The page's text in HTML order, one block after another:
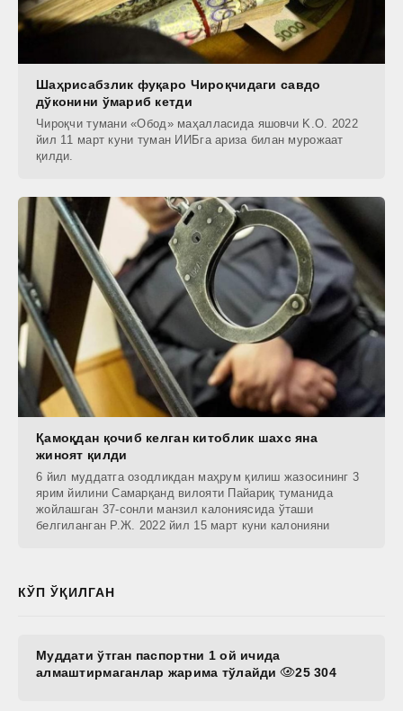
Шаҳрисабзлик фуқаро Чироқчидаги савдо
дўконини ўмариб кетди
Чироқчи тумани «Обод» маҳалласида яшовчи K.O. 2022
йил 11 март куни туман ИИБга ариза билан мурожаат
қилди.
Қамоқдан қочиб келган китоблик шахс яна
жиноят қилди
6 йил муддатга озодликдан маҳрум қилиш жазосининг 3
ярим йилини Самарқанд вилояти Пайариқ туманида
жойлашган 37-сонли манзил калониясида ўташи
белгиланган Р.Ж. 2022 йил 15 март куни калонияни
КЎП ЎҚИЛГАН
Муддати ўтган паспортни 1 ой ичида
алмаштирмаганлар жарима тўлайди
25 304